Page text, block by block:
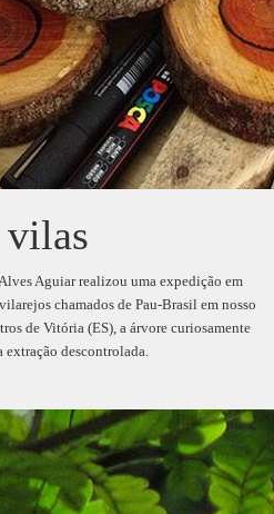
vilas
Aguiar realizou uma expedição em
chamados de Pau-Brasil em nosso
de Vitória (ES), a árvore curiosamente
extração descontrolada.